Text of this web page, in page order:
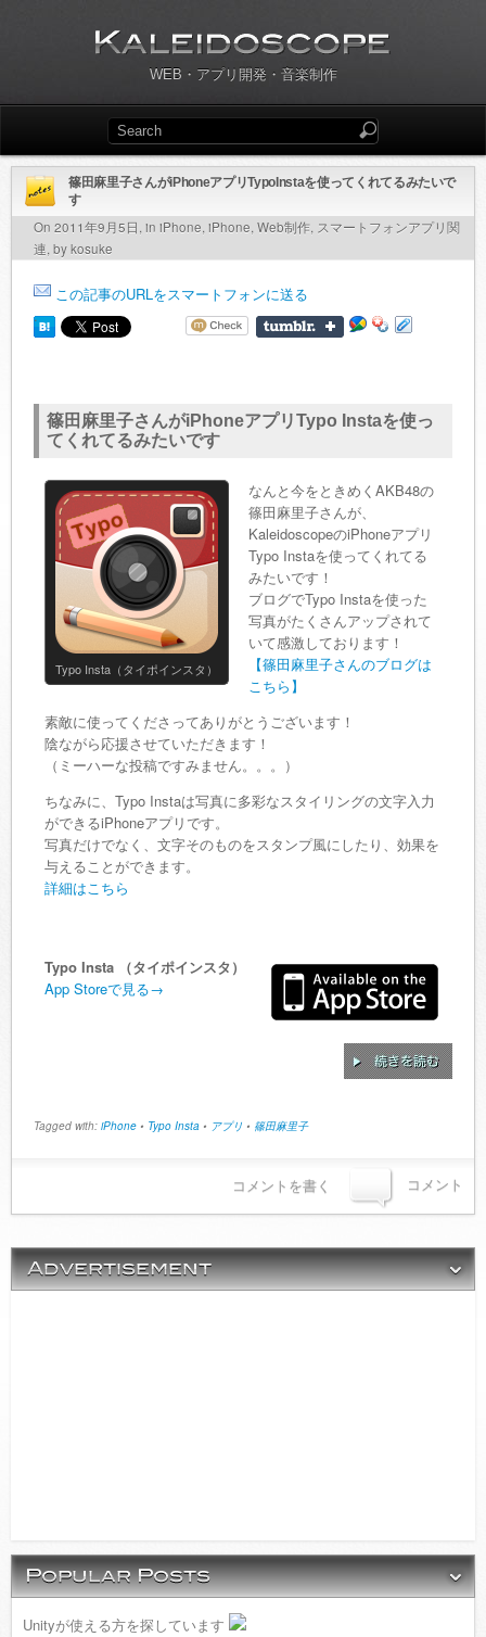
WEB・アプリ開発・音楽制作
篠田麻里子さんがiPhoneアプリTypoInstaを使ってくれてるみたいで
す
On 2011年9月5日, in iPhone, iPhone, Web制作, スマートフォンアプリ関
連, by kosuke
この記事のURLをスマートフォンに送る
篠田麻里子さんがiPhoneアプリTypo Instaを使っ
てくれてるみたいです
Typo Insta（タイポインスタ）
なんと今をときめくAKB48の
篠田麻里子さんが、
KaleidoscopeのiPhoneアプリ
Typo Instaを使ってくれてる
みたいです！
ブログでTypo Instaを使った
写真がたくさんアップされて
いて感激しております！
【篠田麻里子さんのブログは
こちら】
素敵に使ってくださってありがとうございます！
陰ながら応援させていただきます！
（ミーハーな投稿ですみません。。。）
ちなみに、Typo Instaは写真に多彩なスタイリングの文字入力
ができるiPhoneアプリです。
写真だけでなく、文字そのものをスタンプ風にしたり、効果を
与えることができます。
詳細はこちら
Typo Insta （タイポインスタ）
App Storeで見る→
Tagged with: iPhone • Typo Insta • アプリ • 篠田麻里子
コメント
コメントを書く
Unityが使える方を探しています